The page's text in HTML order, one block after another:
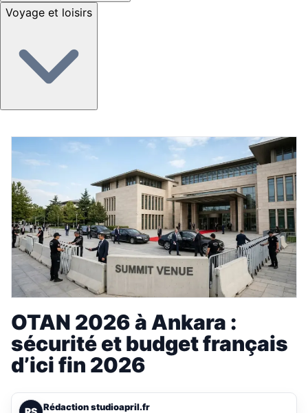
Voyage et loisirs
OTAN 2026 à Ankara :
sécurité et budget français
d’ici fin 2026
Rédaction studioapril.fr